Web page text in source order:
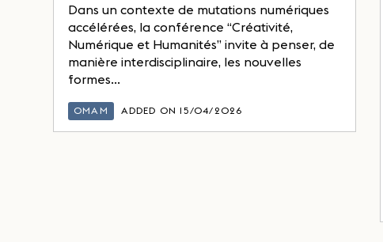
Dans un contexte de mutations numériques
accélérées, la conférence “Créativité,
Numérique et Humanités” invite à penser, de
manière interdisciplinaire, les nouvelles
formes...
OMAM ADDED ON 15/04/2026